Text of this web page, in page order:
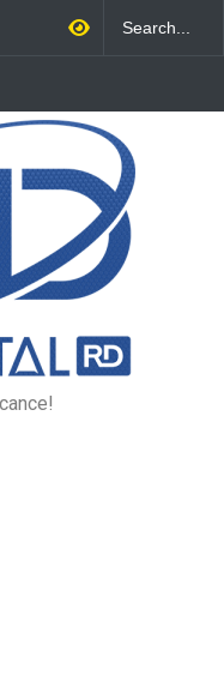
Altagracia, El Seibo y La
Romana